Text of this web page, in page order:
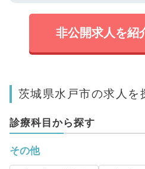
非公開求人を紹
茨城県水戸市の求人を
診療科目から探す
その他